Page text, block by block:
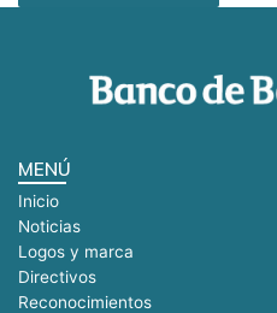
MENÚ
Inicio
Noticias
Logos y marca
Directivos
Reconocimientos